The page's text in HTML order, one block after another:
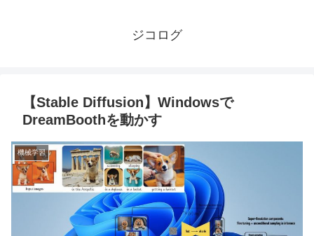
ジコログ
【Stable Diffusion】Windowsで
DreamBoothを動かす
機械学習